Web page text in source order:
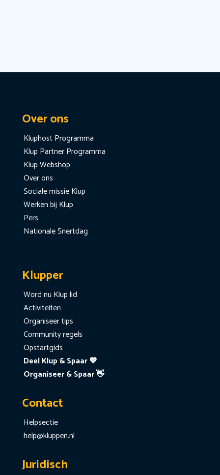
Over ons
Kluphost Programma
Klup Partner Programma
Klup Webshop
Over ons
Sociale missie Klup
Werken bij Klup
Pers
Nationale Snertdag
Klupper
Word nu Klup lid
Activiteiten
Organiseer tips
Community regels
Opstartgids
Deel Klup & Spaar 💙
Organiseer & Spaar 👋
Contact
Helpsectie
help@kluppen.nl
Juridisch